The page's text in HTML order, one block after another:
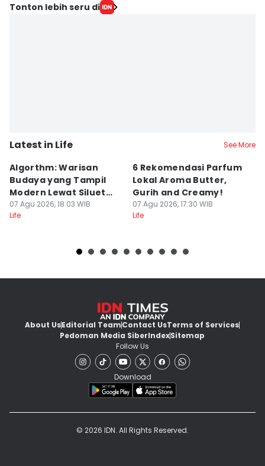
Tonton lebih seru di
Latest in Life See More
Algorthm: Warisan
Budaya yang Tampil
Modern Lewat Siluet
Kontemporer
07 Agu 2026, 18:03 WIB
Life
6 Rekomendasi Parfum
Lokal Aroma Butter,
Gurih and Creamy!
07 Agu 2026, 17:30 WIB
Life
About UsEditorial TeamContact UsTerms of Services
Pedoman Media SiberIndexSitemap
Follow Us
Download
© 2026 IDN. All Rights Reserved.